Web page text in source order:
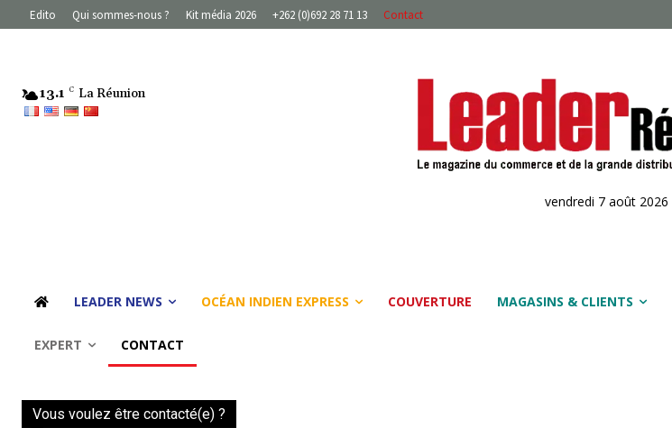
Edito Qui sommes-nous ? Kit média 2026 +262 (0)692 28 71 13 Contact
13.1 C La Réunion
vendredi 7 août 2026
LEADER NEWS OCÉAN INDIEN EXPRESS COUVERTURE MAGASINS & CLIENTS
EXPERT CONTACT
Vous voulez être contacté(e) ?